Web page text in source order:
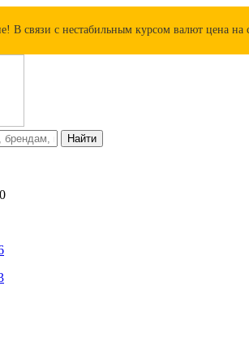
В связи с нестабильным курсом валют цена на